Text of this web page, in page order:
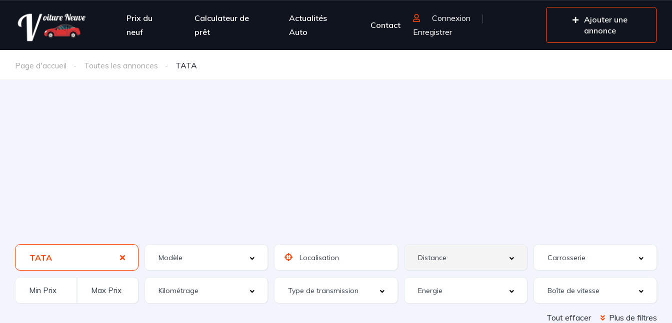
Prix du
neuf
Calculateur de
prêt
Actualités
Auto
Contact
Connexion
Enregistrer
Ajouter une
annonce
Page d'accueil Toutes les annonces TATA
TATA
Tout effacer Plus de filtres